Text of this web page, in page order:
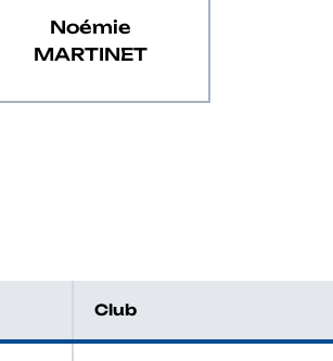
Noémie
MARTINET
Club